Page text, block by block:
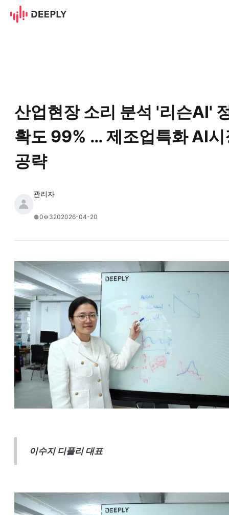
산업현장 소리 분석 '리슨AI'
산업현장 소리 분석 '리슨AI'
확도 99% … 제조업특화 AI시
공략
관리자
0 3202026-04-20
이수지 디플리 대표